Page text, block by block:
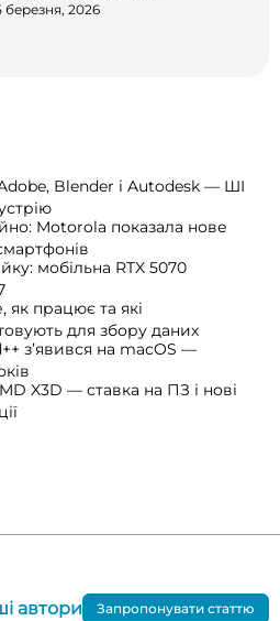
березня, 2026
Blender і Autodesk — ШІ
Motorola показала нове
мобільна RTX 5070
як працює та які
для збору даних
з’явився на macOS —
X3D — ставка на ПЗ і нові
автори Запропонувати статтю